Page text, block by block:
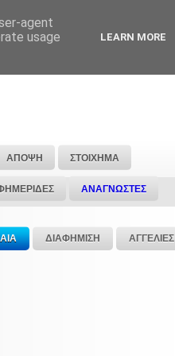
ΑΠΟΨΗ ΣΤΟΙΧΗΜΑ
ΑΝΑΓΝΩΣΤΕΣ
ΔΙΑΦΗΜΙΣΗ ΑΓΓΕΛΙΕΣ
agent
usage
LEARN MORE